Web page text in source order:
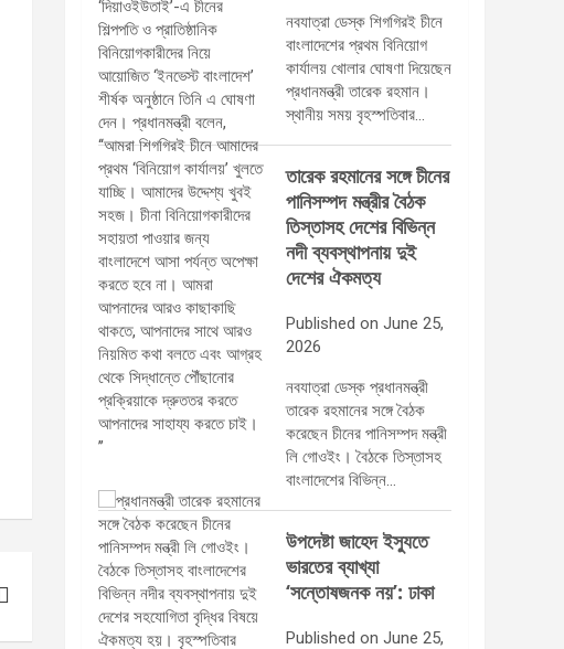
নবযাত্রা ডেস্ক শিগগিরই চীনে
বাংলাদেশের প্রথম বিনিয়োগ
কার্যালয় খোলার ঘোষণা দিয়েছেন
প্রধানমন্ত্রী তারেক রহমান।
স্থানীয় সময় বৃহস্পতিবার…
তারেক রহমানের সঙ্গে চীনের
পানিসম্পদ মন্ত্রীর বৈঠক
তিস্তাসহ দেশের বিভিন্ন
নদী ব্যবস্থাপনায় দুই
দেশের ঐকমত্য
Published on June 25,
2026
নবযাত্রা ডেস্ক প্রধানমন্ত্রী
তারেক রহমানের সঙ্গে বৈঠক
করেছেন চীনের পানিসম্পদ মন্ত্রী
লি গোওইং। বৈঠকে তিস্তাসহ
বাংলাদেশের বিভিন্ন…
উপদেষ্টা জাহেদ ইস্যুতে
ভারতের ব্যাখ্যা
‘সন্তোষজনক নয়’: ঢাকা
Published on June 25,